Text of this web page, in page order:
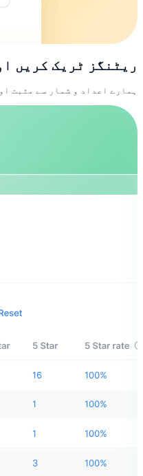
ریٹنگز ٹریک کریں
ہمارے اعداد و شمار سے مثبت